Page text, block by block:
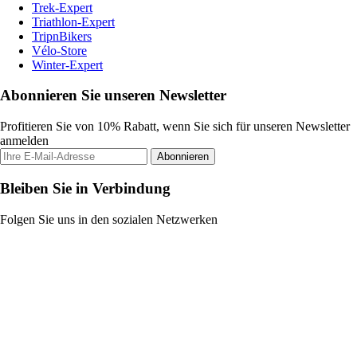
Trek-Expert
Triathlon-Expert
TripnBikers
Vélo-Store
Winter-Expert
Abonnieren Sie unseren Newsletter
Profitieren Sie von 10% Rabatt, wenn Sie sich für unseren Newsletter
anmelden
Abonnieren
Bleiben Sie in Verbindung
Folgen Sie uns in den sozialen Netzwerken